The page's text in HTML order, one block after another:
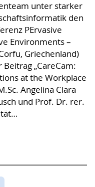
unter starker
den
PErvasive
Environments –
Griechenland)
„CareCam:
at the Workplace
Angelina Clara
und Prof. Dr. rer.